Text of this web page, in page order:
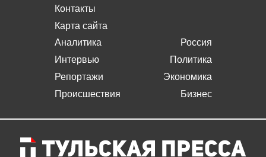
Контакты
Карта сайта
Аналитика
Интервью
Репортажи
Происшествия
Россия
Политика
Экономика
Бизнес